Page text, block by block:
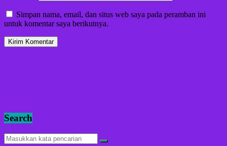
Simpan nama, email, dan situs web saya pada peramban ini
untuk komentar saya berikutnya.
Search